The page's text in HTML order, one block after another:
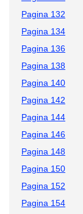
Pagina 132
Pagina 134
Pagina 136
Pagina 138
Pagina 140
Pagina 142
Pagina 144
Pagina 146
Pagina 148
Pagina 150
Pagina 152
Pagina 154